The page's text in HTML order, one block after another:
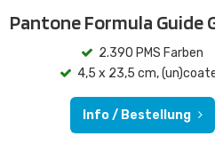
Pantone Formula Guide
2.390 PMS Farben
4,5 x 23,5 cm,
Info / Bestellung